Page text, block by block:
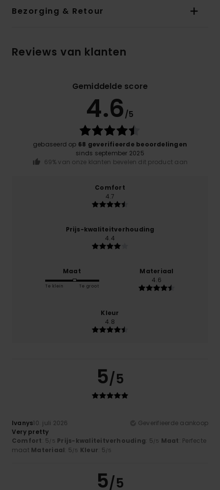
Bezorging & Retour
Reviews van klanten
Gemiddelde score
4.6/5
gebaseerd op 68 geverifieerde beoordelingen
sinds september 2025
69% van onze klanten bevelen dit product aan
Comfort
4.7
Prijs-kwaliteitverhouding
4.4
Maat
Te klein Te groot
Materiaal
4.6
Kleur
4.8
5/5
Ivanys10. juli 2026
Geverifieerde aankoop
Very pretty
Comfort: 5/5 Prijs-kwaliteitverhouding: 5/5 Maat: Perfecte
maat Materiaal: 5/5 Kleur: 5/5
5/5